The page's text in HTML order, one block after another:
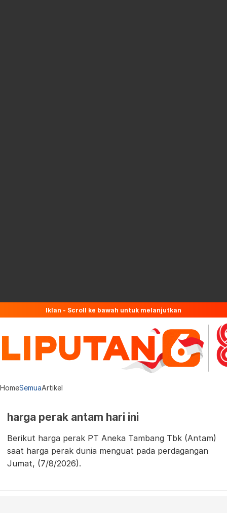
Iklan - Scroll ke bawah untuk melanjutkan
HomeSemuaArtikel
harga perak antam hari ini
Berikut harga perak PT Aneka Tambang Tbk (Antam)
saat harga perak dunia menguat pada perdagangan
Jumat, (7/8/2026).